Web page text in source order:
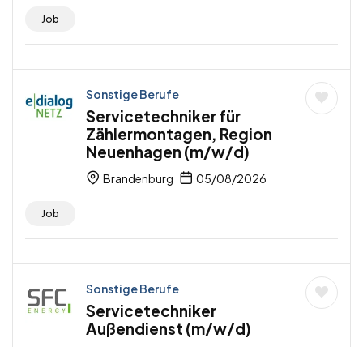
Job
Sonstige Berufe
Servicetechniker für
Zählermontagen, Region
Neuenhagen (m/w/d)
Brandenburg 05/08/2026
Job
Sonstige Berufe
Servicetechniker
Außendienst (m/w/d)